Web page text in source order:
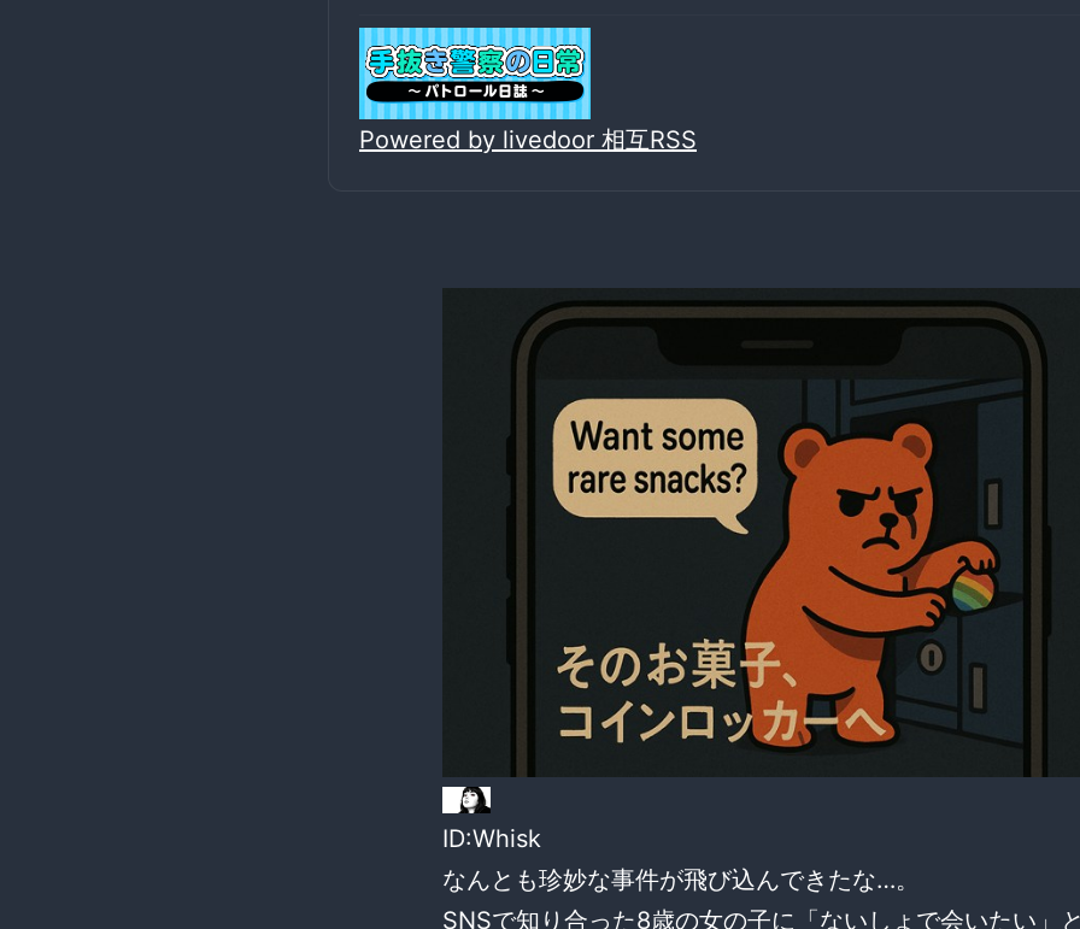
Powered by livedoor 相互RSS
ID:Whisk
なんとも珍妙な事件が飛び込んできたな…。
SNSで知り合った8歳の女の子に「ないしょで会いたい」